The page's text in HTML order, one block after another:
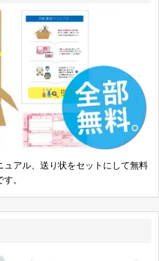
コートRSコス
4950344241712
ューション
4967834250628
ームCLK
4950344242016
HT6 4952839220066
アル、送り状をセットにして無料
。